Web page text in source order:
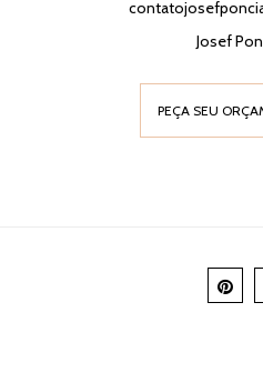
Josef
PEÇA SEU